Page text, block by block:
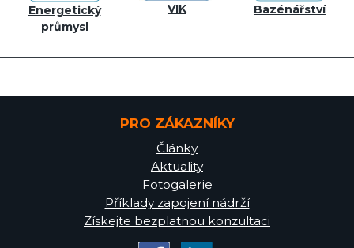
Energetický
průmysl
VIK Bazénářství
PRO ZÁKAZNÍKY
Články
Aktuality
Fotogalerie
Příklady zapojení nádrží
Získejte bezplatnou konzultaci